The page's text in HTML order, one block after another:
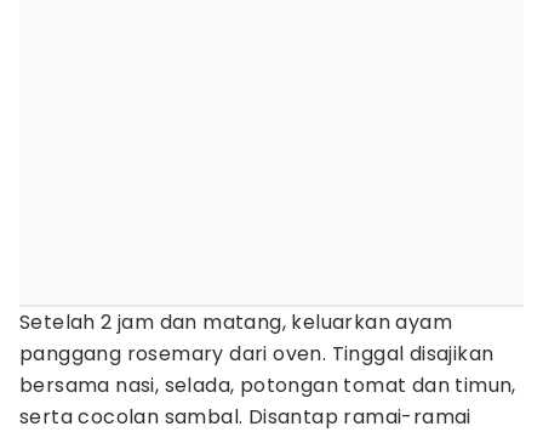
Setelah 2 jam dan matang, keluarkan ayam
panggang rosemary dari oven. Tinggal disajikan
bersama nasi, selada, potongan tomat dan timun,
serta cocolan sambal. Disantap ramai-ramai